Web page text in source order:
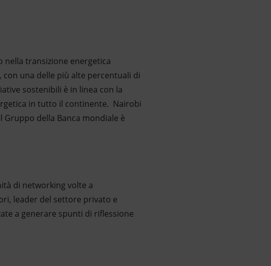
nella transizione energetica
con una delle più alte percentuali di
sostenibili è in linea con la
in tutto il continente. Nairobi
della Banca mondiale è
di networking volte a
leader del settore privato e
a generare spunti di riflessione